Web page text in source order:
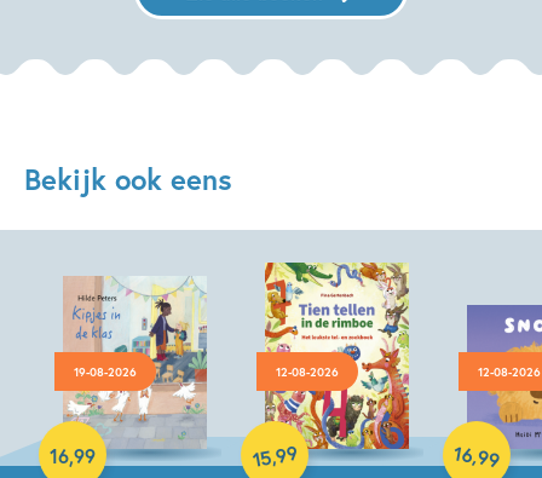
Bekijk ook eens
19-08-2026
16,99
Hardcover
12-08-2026
15,99
Hardcover
12-08-2026
16,99
Hardcover